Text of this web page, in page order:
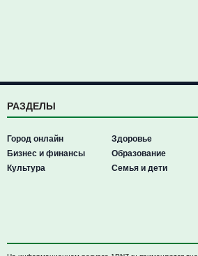
РАЗДЕЛЫ
Город онлайн
Бизнес и финансы
Культура
Здоровье
Образование
Семья и дети